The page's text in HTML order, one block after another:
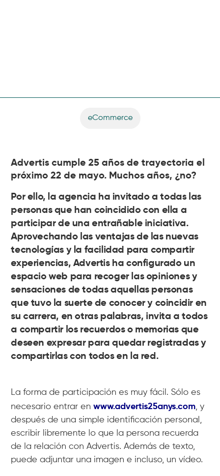
eCommerce
Advertis cumple 25 años de trayectoria el
próximo 22 de mayo. Muchos años, ¿no?
Por ello, la agencia ha invitado a todas las
personas que han coincidido con ella a
participar de una entrañable iniciativa.
Aprovechando las ventajas de las nuevas
tecnologías y la facilidad para compartir
experiencias, Advertis ha configurado un
espacio web para recoger las opiniones y
sensaciones de todas aquellas personas
que tuvo la suerte de conocer y coincidir en
su carrera, en otras palabras, invita a todos
a compartir los recuerdos o memorias que
deseen expresar para quedar registradas y
compartirlas con todos en la red.
La forma de participación es muy fácil. Sólo es
necesario entrar enwww.advertis25anys.com, y
después de una simple identificación personal,
escribir libremente lo que la persona recuerda
de la relación con Advertis. Además de texto,
puede adjuntar una imagen e incluso, un vídeo.